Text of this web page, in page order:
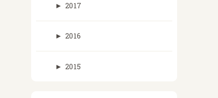
► 2017
► 2016
► 2015